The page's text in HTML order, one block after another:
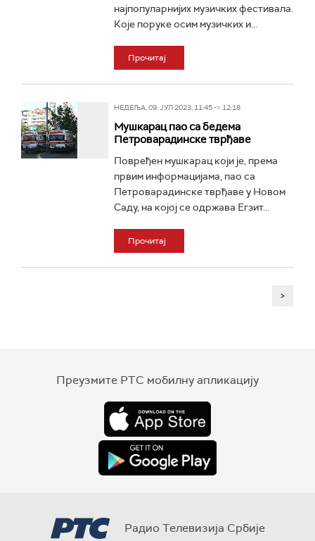
најпопуларнијих музичких фестивала.
Које поруке осим музичких и...
Прочитај
НЕДЕЉА, 09. ЈУЛ 2023, 11:45 -> 12:18
Мушкарац пао са бедема
Петроварадинске тврђаве
Повређен мушкарац који је, према
првим информацијама, пао са
Петроварадинске тврђаве у Новом
Саду, на којој се одржава Егзит...
Прочитај
>
Преузмите РТС мобилну апликацију
Радио Телевизија Србије